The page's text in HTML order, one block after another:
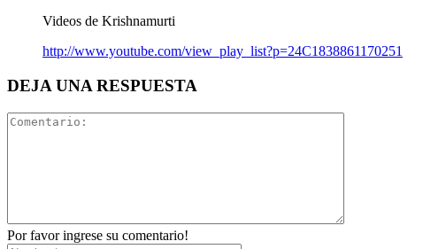
Videos de Krishnamurti
http://www.youtube.com/view_play_list?p=24C1838861170251
DEJA UNA RESPUESTA
Por favor ingrese su comentario!